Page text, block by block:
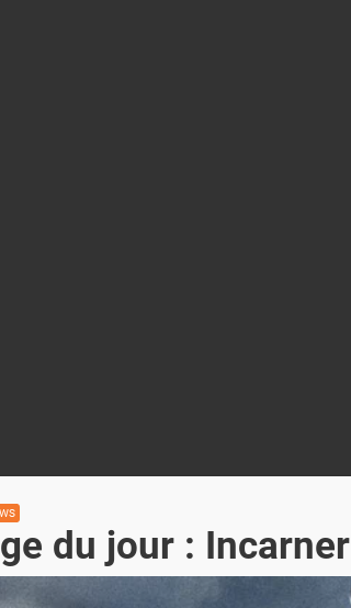
du jour :